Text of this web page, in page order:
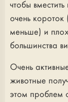
чтобы
очень
меньше) и
большинства
Очень
животные
этом проблем